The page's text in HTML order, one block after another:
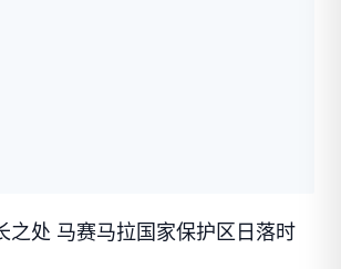
之处 马赛马拉国家保护区日落时